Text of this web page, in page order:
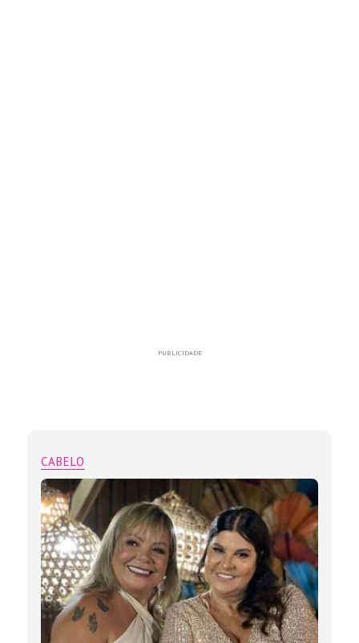
PUBLICIDADE
CABELO